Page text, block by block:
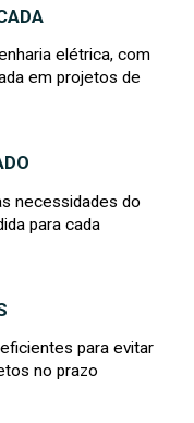
elétrica, com
em projetos de
necessidades do
para cada
para evitar
no prazo